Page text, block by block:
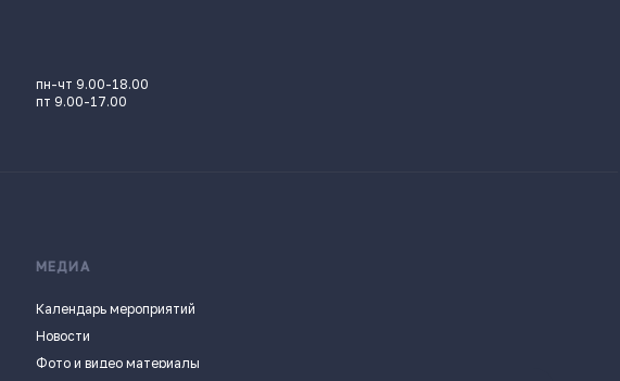
пн-чт 9.00-18.00
пт 9.00-17.00
МЕДИА
Календарь мероприятий
Новости
Фото и видео материалы